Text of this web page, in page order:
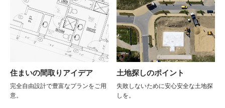
住まいの間取りアイデア
完全自由設計で豊富なプランをご用
意。
土地探しのポイント
失敗しないために安心安全な土地探
しを。